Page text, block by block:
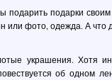
подарить подарки
фото, одежда. А что
украшения. Хотя
об одном